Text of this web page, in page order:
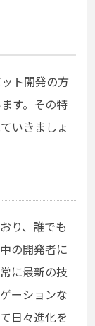
ト開発の方
す。その特
いきましょ
り、誰でも
の開発者に
に最新の技
ーションな
日々進化を